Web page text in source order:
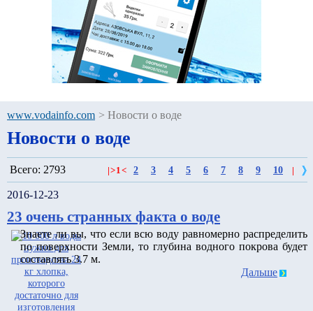
www.vodainfo.com > Новости о воде
Новости о воде
Всего: 2793 >1< 2 3 4 5 6 7 8 9 10
2016-12-23
23 очень странных факта о воде
Знаете ли вы, что если всю воду равномерно распределить
по поверхности Земли, то глубина водного покрова будет
составлять 3.7 м.
Дальше